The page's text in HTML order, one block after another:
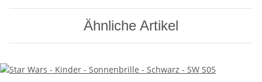
Ähnliche Artikel